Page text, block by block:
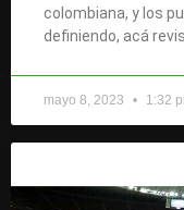
colombiana, y los
definiendo, acá
mayo 8, 2023 1:32